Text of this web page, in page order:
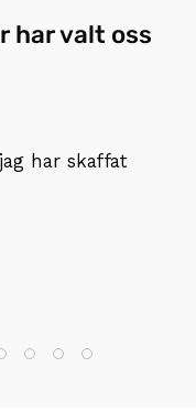
har valt oss
har skaffat